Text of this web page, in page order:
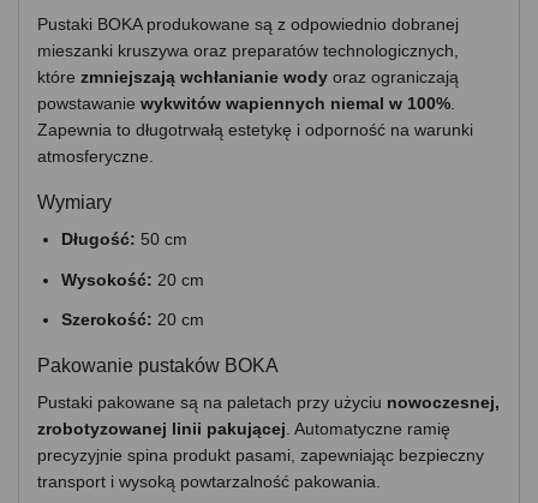
Pustaki BOKA produkowane są z odpowiednio dobranej
mieszanki kruszywa oraz preparatów technologicznych,
które zmniejszają wchłanianie wody oraz ograniczają
powstawanie wykwitów wapiennych niemal w 100%
Zapewnia to długotrwałą estetykę i odporność na warunki
atmosferyczne.
Wymiary
Długość: 50 cm
Wysokość: 20 cm
Szerokość: 20 cm
Pakowanie pustaków BOKA
Pustaki pakowane są na paletach przy użyciu nowoczesnej,
zrobotyzowanej linii pakującej . Automatyczne ramię
precyzyjnie spina produkt pasami, zapewniając bezpieczny
transport i wysoką powtarzalność pakowania.